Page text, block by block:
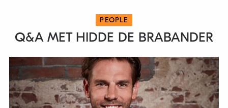
PEOPLE
Q&A MET HIDDE DE BRABANDER